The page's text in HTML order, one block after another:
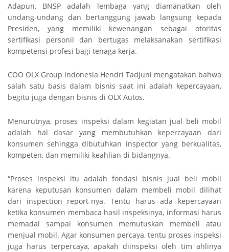
Adapun, BNSP adalah lembaga yang diamanatkan oleh
undang-undang dan bertanggung jawab langsung kepada
Presiden, yang memiliki kewenangan sebagai otoritas
sertifikasi personil dan bertugas melaksanakan sertifikasi
kompetensi profesi bagi tenaga kerja.
COO OLX Group Indonesia Hendri Tadjuni mengatakan bahwa
salah satu basis dalam bisnis saat ini adalah kepercayaan,
begitu juga dengan bisnis di OLX Autos.
Menurutnya, proses inspeksi dalam kegiatan jual beli mobil
adalah hal dasar yang membutuhkan kepercayaan dari
konsumen sehingga dibutuhkan inspector yang berkualitas,
kompeten, dan memiliki keahlian di bidangnya.
“Proses inspeksi itu adalah fondasi bisnis jual beli mobil
karena keputusan konsumen dalam membeli mobil dilihat
dari inspection report-nya. Tentu harus ada kepercayaan
ketika konsumen membaca hasil inspeksinya, informasi harus
memadai sampai konsumen memutuskan membeli atau
menjual mobil. Agar konsumen percaya, tentu proses inspeksi
juga harus terpercaya, apakah diinspeksi oleh tim ahlinya